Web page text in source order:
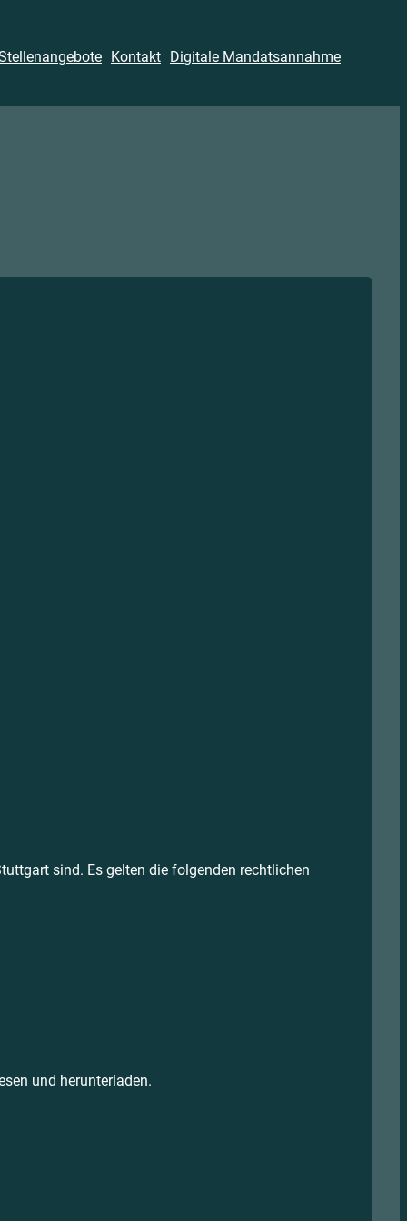
Kontakt Digitale Mandatsannahme
sind. Es gelten die folgenden rechtlichen
und herunterladen.